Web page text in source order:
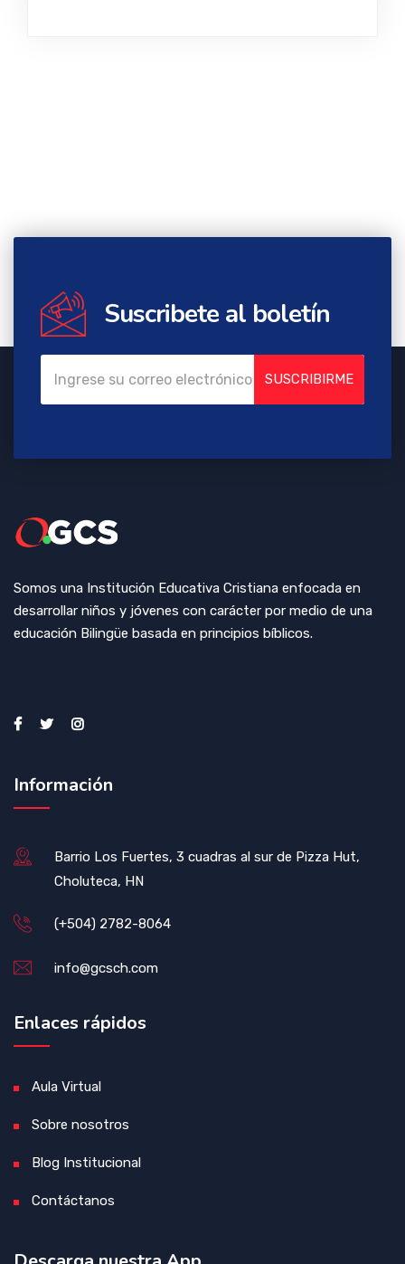
Suscribete al boletín
SUSCRIBIRME
Somos una Institución Educativa Cristiana enfocada en
desarrollar niños y jóvenes con carácter por medio de una
educación Bilingüe basada en principios bíblicos.
Información
Barrio Los Fuertes, 3 cuadras al sur de Pizza Hut,
Choluteca, HN
(+504) 2782-8064
info@gcsch.com
Enlaces rápidos
Aula Virtual
Sobre nosotros
Blog Institucional
Contáctanos